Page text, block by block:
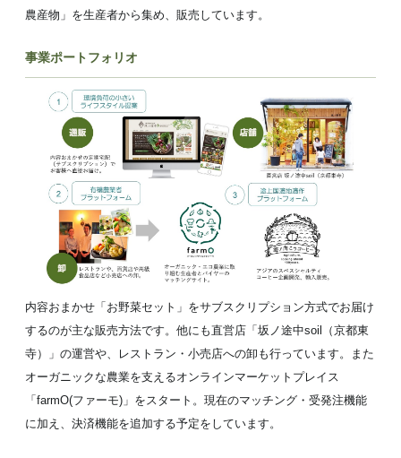
農産物」を生産者から集め、販売しています。
事業ポートフォリオ
内容おまかせ「お野菜セット」をサブスクリプション方式でお届け
するのが主な販売方法です。他にも直営店「坂ノ途中soil（京都東
寺）」の運営や、レストラン・小売店への卸も行っています。また
オーガニックな農業を支えるオンラインマーケットプレイス
「farmO(ファーモ)」をスタート。現在のマッチング・受発注機能
に加え、決済機能を追加する予定をしています。